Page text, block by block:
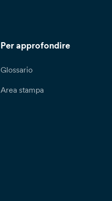
Per approfondire
Glossario
Area stampa